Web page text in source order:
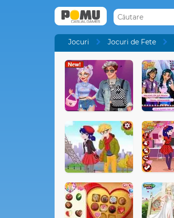
Jocuri Jocuri de Fete